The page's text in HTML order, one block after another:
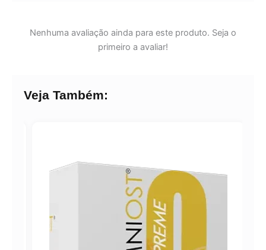
Nenhuma avaliação ainda para este produto. Seja o
primeiro a avaliar!
Veja Também: